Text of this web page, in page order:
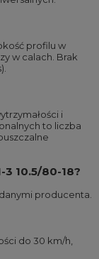
profilu w
w calach. Brak
i
to liczba
10.5/80-18?
producenta.
do 30 km/h,